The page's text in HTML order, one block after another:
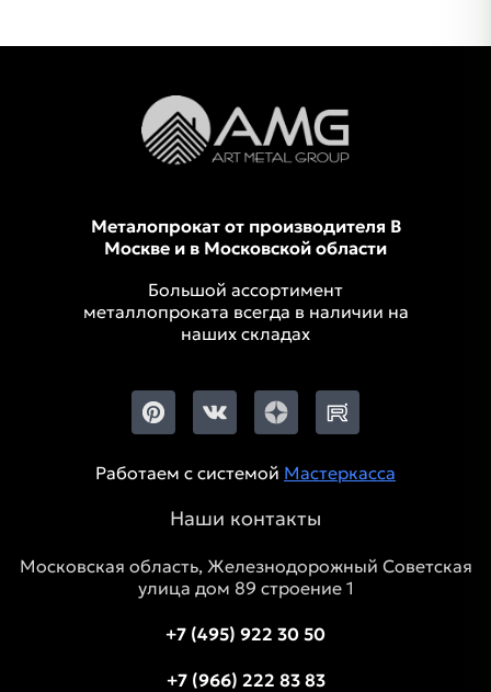
Металопрокат от производителя В
Москве и в Московской области
Большой ассортимент
металлопроката всегда в наличии на
наших складах
Работаем с системой Мастеркасса
Наши контакты
Московская область, Железнодорожный Советская
улица дом 89 строение 1
+7 (495) 922 30 50
+7 (966) 222 83 83